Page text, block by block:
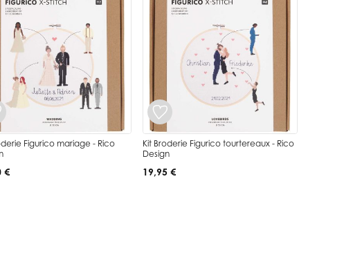
Figurico mariage - Rico
€
Kit Broderie Figurico tourtereaux - Rico
Design
19,95 €